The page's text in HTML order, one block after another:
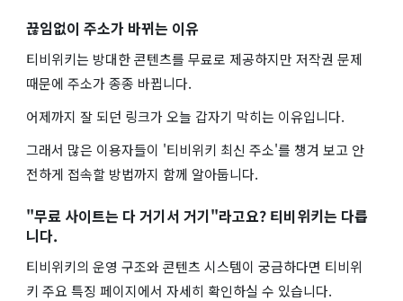
끊임없이 주소가 바뀌는 이유
티비위키는 방대한 콘텐츠를 무료로 제공하지만 저작권 문제
때문에 주소가 종종 바뀝니다.
어제까지 잘 되던 링크가 오늘 갑자기 막히는 이유입니다.
그래서 많은 이용자들이 '티비위키 최신 주소'를 챙겨 보고 안
전하게 접속할 방법까지 함께 알아둡니다.
"무료 사이트는 다 거기서 거기"라고요? 티비위키는 다릅
니다.
티비위키의 운영 구조와 콘텐츠 시스템이 궁금하다면 티비위
키 주요 특징 페이지에서 자세히 확인하실 수 있습니다.